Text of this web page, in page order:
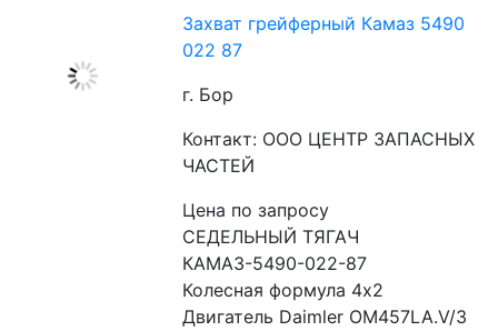
Захват грейферный Камаз 5490
022 87
г. Бор
Контакт: ООО ЦЕНТР ЗАПАСНЫХ
ЧАСТЕЙ
Цена по запросу
СЕДЕЛЬНЫЙ ТЯГАЧ
КАМАЗ-5490-022-87
Колесная формула 4х2
Двигатель Daimler OM457LA.V/3